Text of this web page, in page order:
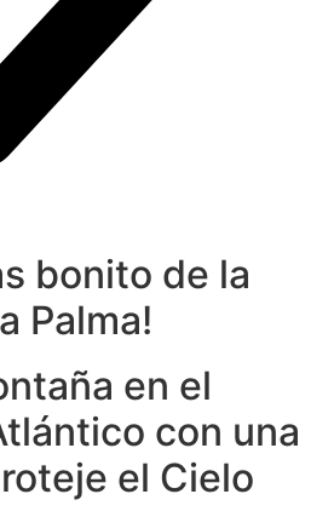
bonito de la
Palma!
en el
con una
el Cielo